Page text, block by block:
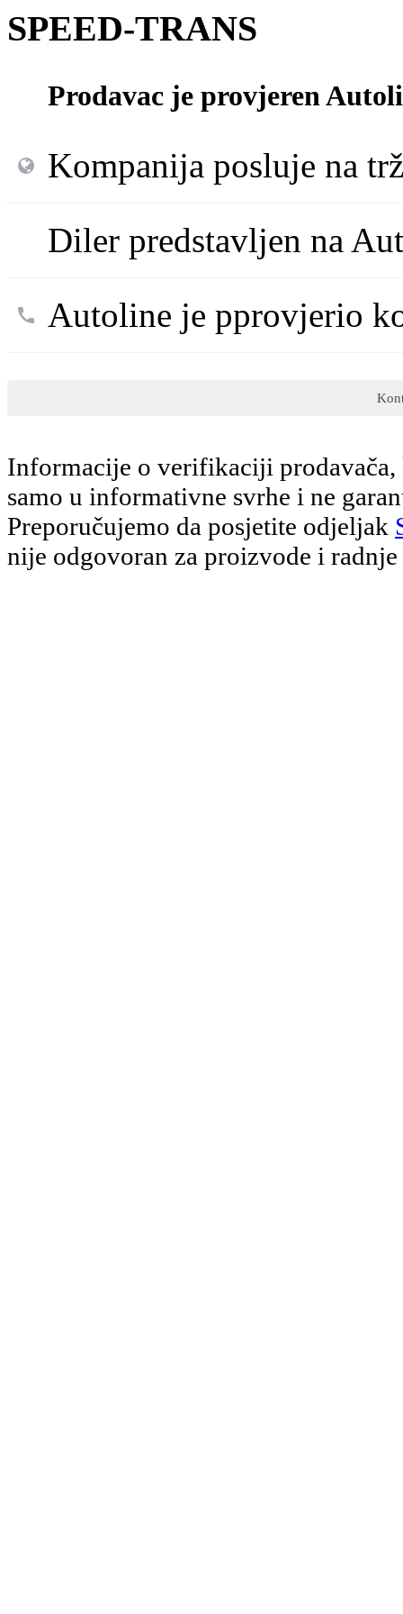
SPEED-TRANS
Prodavac je provjeren
Kompanija posluje na
Diler predstavljen na
Autoline je pprovjerio
Informacije o verifikaciji
samo u informativne svrhe i ne
Preporučujemo da posjetite odjeljak
nije odgovoran za proizvode i